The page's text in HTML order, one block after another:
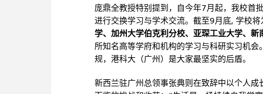
庞鼎全教授特别提到，自今年7月起，我校首
进行交换学习与学术交流。截至9月底, 学校
学、加州大学伯克利分校、亚琛工业大学、
所知名高等学府和机构的学习与科研实习机
规，港科大（广州）是大家最坚实的后盾。
新西兰驻广州总领事张典则在致辞中以个人